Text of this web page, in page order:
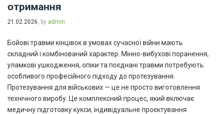
отримання
21.02.2026, by admin
Бойові травми кінцівок в умовах сучасної війни мають
складний і комбінований характер. Мінно-вибухові поранення,
уламкові ушкодження, опіки та поєднані травми потребують
особливого професійного підходу до протезування.
Протезування для військових — це не просто виготовлення
технічного виробу. Це комплексний процес, який включає
медичну підготовку кукси, індивідуальне проєктування